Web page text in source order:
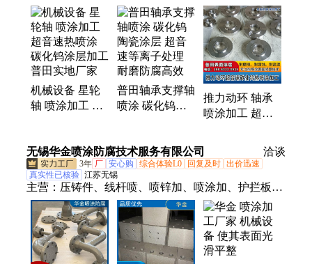
涂、热喷涂加工、碳化钨、金属表面处理
机械设备 星轮
轴 喷涂加工 超
普田实地厂家
普田轴承支撑轴
喷涂 碳化钨陶
磨防腐高效
推力动环 轴承
喷涂加工 超音
涂层热喷涂 普
田加工厂家
无锡华金喷涂防腐技术服务有限公司 洽谈
3年 厂 安心购 综合体验L0 回复及时 出价迅速
真实性已核验 江苏无锡
主营： 压铸件、线杆喷、喷锌加、喷涂加、护拦板、
压风机、龙门架、钢结构、石榴石、锌合金、铝合
金、旋转架、铸铁件、金刚板、金属件、铁打磨、喷
漆项、架子管、铁管喷、喷漆加、铝加工、玻璃珠、
锈钢材、护栏类、碳钢件